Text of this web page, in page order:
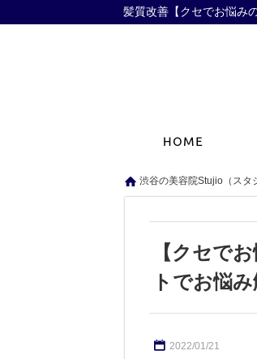
渋谷の美容院Stujio（スタ
【クセで
トでお悩み
2022/01/21